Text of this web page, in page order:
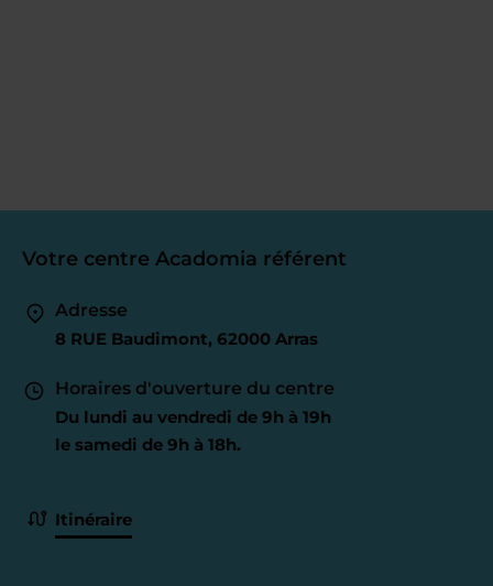
Votre centre Acadomia référent
Adresse
8 RUE Baudimont, 62000 Arras
Horaires d'ouverture du centre
Du lundi au vendredi de 9h à 19h
le samedi de 9h à 18h.
Itinéraire